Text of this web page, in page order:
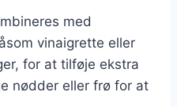
med
vinaigrette eller
for at tilføje ekstra
nødder eller frø for at